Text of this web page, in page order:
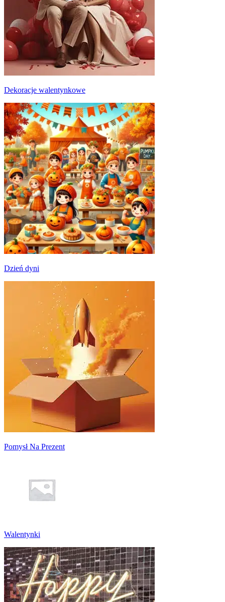
Dekoracje walentynkowe
Dzień dyni
Pomysł Na Prezent
Walentynki